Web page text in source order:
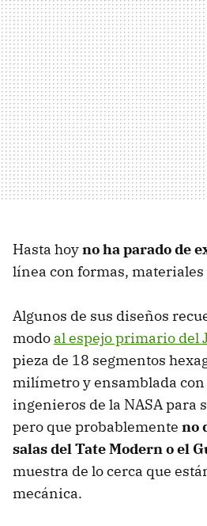
Hasta hoyno ha parado de
línea con formas,
Algunos de sus diseños
modo al espejo primario del
pieza de 18 segmentos
milímetro y ensamblada
ingenieros de la NASA para
pero que probablemente no
salas del Tate Modern o el
muestra de lo cerca que
mecánica.